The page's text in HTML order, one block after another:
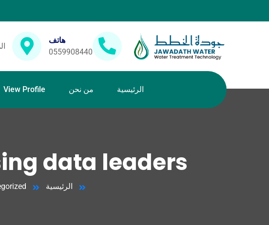
هاتف
0559908440
الرئيسية من نحن View Profile
data leaders.
الرئيسية